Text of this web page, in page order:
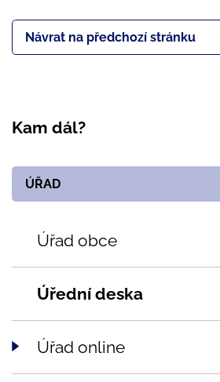
Návrat na předchozí stránku
Kam dál?
ÚŘAD
Úřad obce
Úřední deska
Úřad online